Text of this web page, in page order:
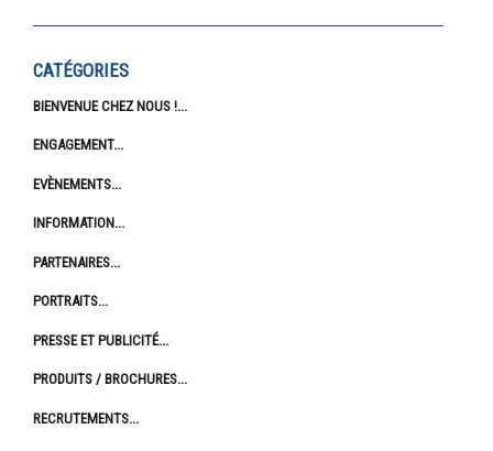
FACEBOOKLINKEDINYOUTUBE
CATÉGORIES
BIENVENUE CHEZ NOUS !
ENGAGEMENT
EVÈNEMENTS
INFORMATION
PARTENAIRES
PORTRAITS
PRESSE ET PUBLICITÉ
PRODUITS / BROCHURES
RECRUTEMENTS